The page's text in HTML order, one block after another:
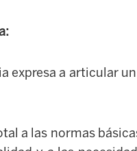
expresa a articular
a las normas